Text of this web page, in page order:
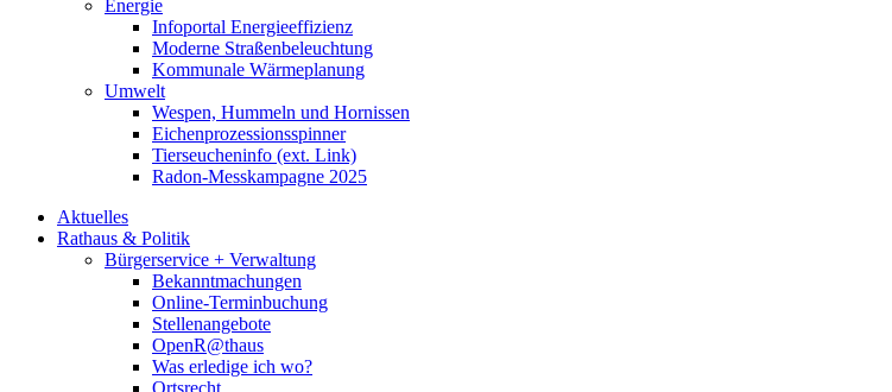
Energie
Infoportal Energieeffizienz
Moderne Straßenbeleuchtung
Kommunale Wärmeplanung
Umwelt
Wespen, Hummeln und Hornissen
Eichenprozessionsspinner
Tierseucheninfo (ext. Link)
Radon-Messkampagne 2025
Aktuelles
Rathaus & Politik
Bürgerservice + Verwaltung
Bekanntmachungen
Online-Terminbuchung
Stellenangebote
OpenR@thaus
Was erledige ich wo?
Ortsrecht